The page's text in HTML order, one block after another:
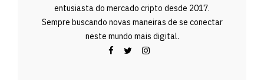
entusiasta do mercado cripto desde 2017.
Sempre buscando novas maneiras de se conectar
neste mundo mais digital.